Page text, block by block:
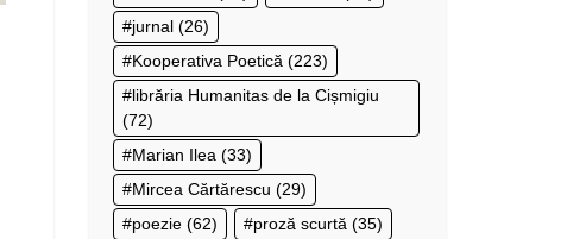
jurnal (26)
Kooperativa Poetică (223)
librăria Humanitas de la Cișmigiu
(72)
Marian Ilea (33)
Mircea Cărtărescu (29)
poezie (62) proză scurtă (35)